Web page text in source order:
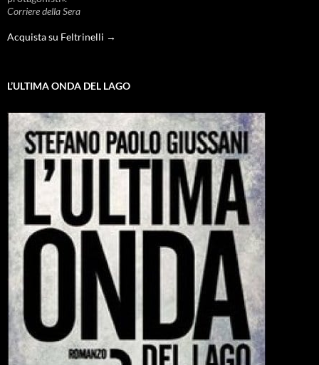
Corriere della Sera
Acquista su Feltrinelli →
L’ULTIMA ONDA DEL LAGO